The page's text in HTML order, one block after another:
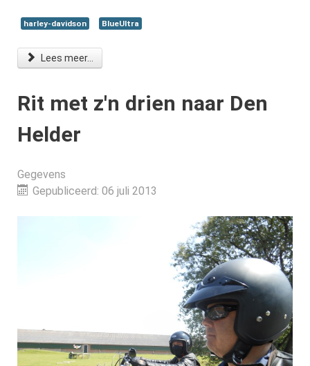
harley-davidson BlueUltra
Lees meer...
Rit met z'n drien naar Den
Helder
Gegevens
Gepubliceerd: 06 juli 2013